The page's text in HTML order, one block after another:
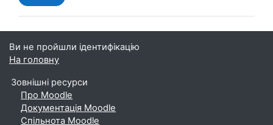
Ви не пройшли ідентифікацію
На головну
Зовнішні ресурси
Про Moodle
Документація Moodle
Спільнота Moodle